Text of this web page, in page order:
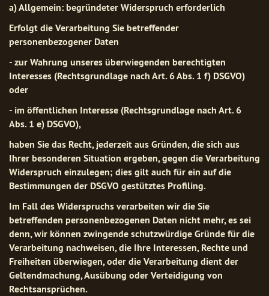
a) Allgemein: begründeter Widerspruch erforderlich
Erfolgt die Verarbeitung Sie betreffender
personenbezogener Daten
- zur Wahrung unseres überwiegenden berechtigten
Interesses (Rechtsgrundlage nach Art. 6 Abs. 1 f) DSGVO)
oder
- im öffentlichen Interesse (Rechtsgrundlage nach Art. 6
Abs. 1 e) DSGVO),
haben Sie das Recht, jederzeit aus Gründen, die sich aus
Ihrer besonderen Situation ergeben, gegen die Verarbeitung
Widerspruch einzulegen; dies gilt auch für ein auf die
Bestimmungen der DSGVO gestütztes Profiling.
Im Fall des Widerspruchs verarbeiten wir die Sie
betreffenden personenbezogenen Daten nicht mehr, es sei
denn, wir können zwingende schutzwürdige Gründe für die
Verarbeitung nachweisen, die Ihre Interessen, Rechte und
Freiheiten überwiegen, oder die Verarbeitung dient der
Geltendmachung, Ausübung oder Verteidigung von
Rechtsansprüchen.